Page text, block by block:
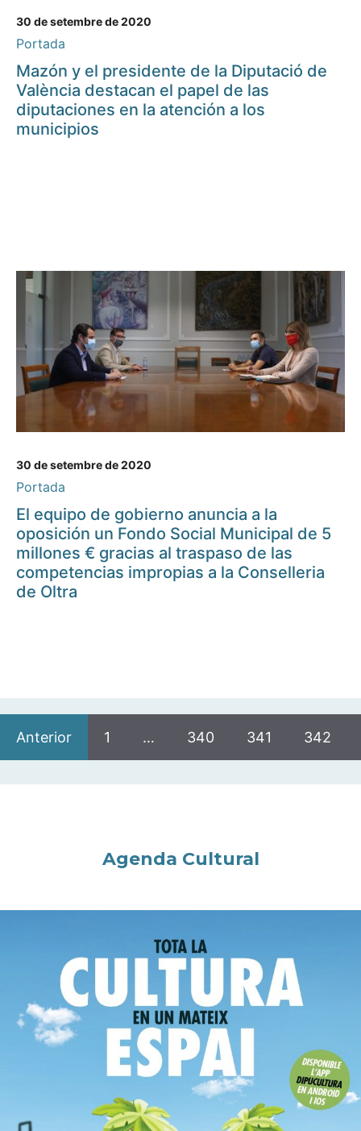
30 de setembre de 2020
Portada
Mazón y el presidente de la Diputació de
València destacan el papel de las
diputaciones en la atención a los
municipios
30 de setembre de 2020
Portada
El equipo de gobierno anuncia a la
oposición un Fondo Social Municipal de 5
millones € gracias al traspaso de las
competencias impropias a la Conselleria
de Oltra
Anterior 1 … 340 341 342
Agenda Cultural